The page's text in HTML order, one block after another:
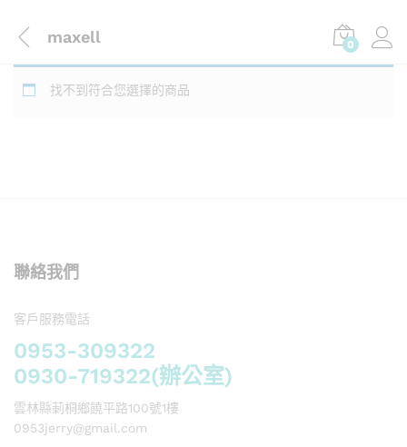
maxell 0
找不到符合您選擇的商品
聯絡我們
客戶服務電話
0953-309322
0930-719322(辦公室)
雲林縣莿桐鄉饒平路100號1樓
0953jerry@gmail.com